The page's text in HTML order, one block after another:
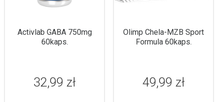
Activlab GABA 750mg
60kaps.
32,99 zł
Olimp Chela-MZB Sport
Formula 60kaps.
49,99 zł